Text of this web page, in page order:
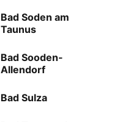
Bad Soden am
Taunus
Bad Sooden-
Allendorf
Bad Sulza